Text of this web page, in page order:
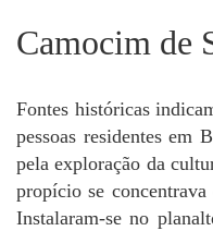
Camocim de
Fontes históricas
pessoas residentes em
pela exploração da
propício se
Instalaram-se no